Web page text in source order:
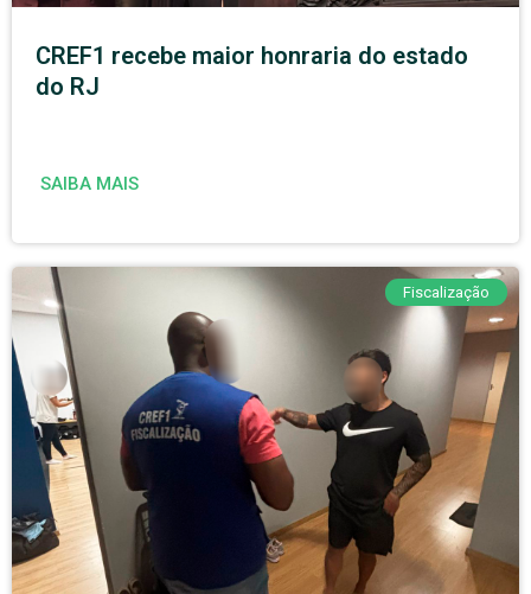
CREF1 recebe maior honraria do estado
do RJ
SAIBA MAIS
Fiscalização